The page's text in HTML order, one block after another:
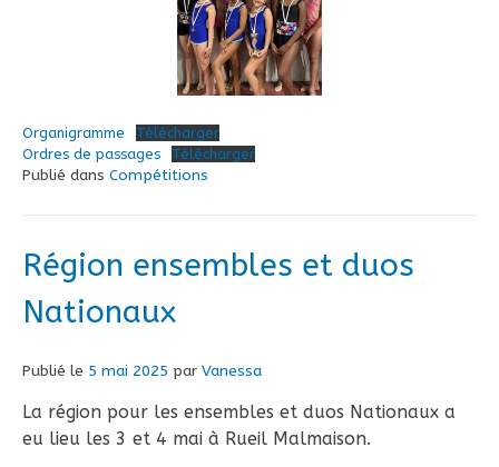
Organigramme
Télécharger
Ordres de passages
Télécharger
Publié dans Compétitions
Région ensembles et duos
Nationaux
Publié le 5 mai 2025 par Vanessa
La région pour les ensembles et duos Nationaux a
eu lieu les 3 et 4 mai à Rueil Malmaison.